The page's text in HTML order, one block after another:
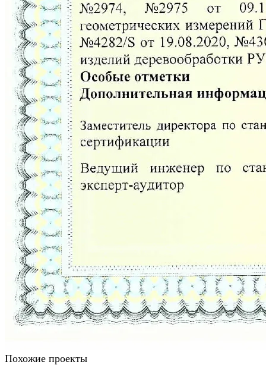
Похожие проекты